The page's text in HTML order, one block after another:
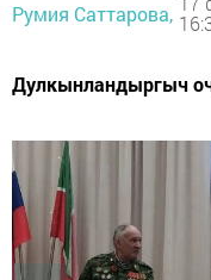
Румия Саттарова,
Дулкынландыргыч